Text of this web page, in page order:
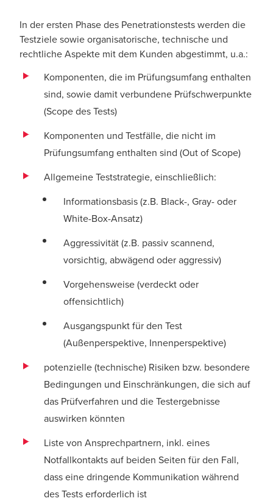
In der ersten Phase des Penetrationstests werden die
Testziele sowie organisatorische, technische und
rechtliche Aspekte mit dem Kunden abgestimmt, u.a.:
Komponenten, die im Prüfungsumfang enthalten
sind, sowie damit verbundene Prüfschwerpunkte
(Scope des Tests)
Komponenten und Testfälle, die nicht im
Prüfungsumfang enthalten sind (Out of Scope)
Allgemeine Teststrategie, einschließlich:
Informationsbasis (z.B. Black-, Gray- oder
White-Box-Ansatz)
Aggressivität (z.B. passiv scannend,
vorsichtig, abwägend oder aggressiv)
Vorgehensweise (verdeckt oder
offensichtlich)
Ausgangspunkt für den Test
(Außenperspektive, Innenperspektive)
potenzielle (technische) Risiken bzw. besondere
Bedingungen und Einschränkungen, die sich auf
das Prüfverfahren und die Testergebnisse
auswirken könnten
Liste von Ansprechpartnern, inkl. eines
Notfallkontakts auf beiden Seiten für den Fall,
dass eine dringende Kommunikation während
des Tests erforderlich ist